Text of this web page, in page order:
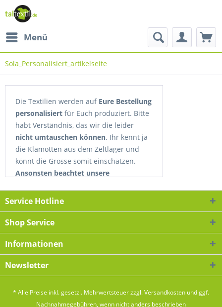
Menü
Sola_Personalisiert_artikelseite
Die Textilien werden auf Eure Bestellung
personalisiert für Euch produziert. Bitte
habt Verständnis, das wir die leider
nicht umtauschen können. Ihr kennt ja
die Klamotten aus dem Zeltlager und
könnt die Grösse somit einschätzen.
Ansonsten beachtet unsere
Service Hotline
Shop Service
Informationen
Newsletter
* Alle Preise inkl. gesetzl. Mehrwertsteuer zzgl.Versandkosten und ggf.
Nachnahmegebühren, wenn nicht anders beschrieben